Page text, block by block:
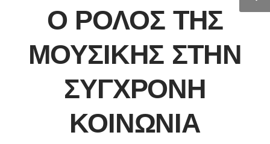
Ο ΡΌΛΟΣ ΤΗΣ
ΜΟΥΣΙΚΉΣ ΣΤΗΝ
ΣΎΓΧΡΟΝΗ
ΚΟΙΝΩΝΊΑ